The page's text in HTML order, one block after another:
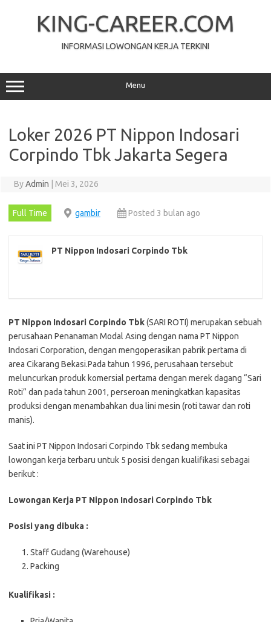
KING-CAREER.COM
INFORMASI LOWONGAN KERJA TERKINI
Menu
Loker 2026 PT Nippon Indosari
Corpindo Tbk Jakarta Segera
ByAdmin Mei 3, 2026
Full Time gambir Posted 3 bulan ago
PT Nippon Indosari Corpindo Tbk
PT Nippon Indosari Corpindo Tbk(SARI ROTI) merupakan sebuah
perusahaan Penanaman Modal Asing dengan nama PT Nippon
Indosari Corporation, dengan mengoperasikan pabrik pertama di
area Cikarang Bekasi.Pada tahun 1996, perusahaan tersebut
meluncurkan produk komersial pertama dengan merek dagang “Sari
Roti” dan pada tahun 2001, perseroan meningkatkan kapasitas
produksi dengan menambahkan dua lini mesin (roti tawar dan roti
manis).
Saat ini PT Nippon Indosari Corpindo Tbk sedang membuka
lowongan kerja terbaru untuk 5 posisi dengan kualifikasi sebagai
berikut :
Lowongan Kerja PT Nippon Indosari Corpindo Tbk
Posisi yang dibuka :
Staff Gudang (Warehouse)
Packing
Kualifikasi :